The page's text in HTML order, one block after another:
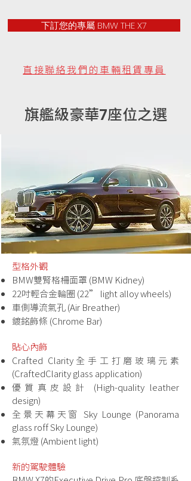
下訂您的專屬 BMW THE X7
直接聯絡我們的車輛租賃專員
旗艦級豪華7座位之選
型格外觀
BMW雙腎格柵面罩 (BMW Kidney)
22吋輕合金輪圈 (22” light alloy wheels)
車側導流氣孔 (Air Breather)
鍍銘飾條 (Chrome Bar)
貼心內飾
Crafted Clarity全手工打磨玻璃元素
(CraftedClarity glass application)
優質真皮設計 (High-quality leather
design)
全景天幕天窗 Sky Lounge (Panorama
glass roff Sky Lounge)
氣氛燈 (Ambient light)
新的駕駛體驗